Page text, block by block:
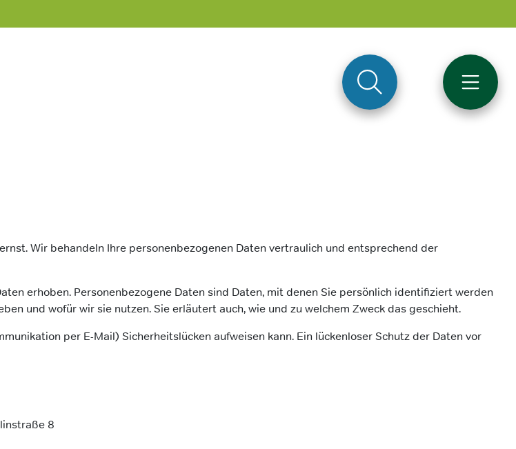
Wir behandeln Ihre personenbezogenen Daten vertraulich und entsprechend der
erhoben. Personenbezogene Daten sind Daten, mit denen Sie persönlich identifiziert werden
und wofür wir sie nutzen. Sie erläutert auch, wie und zu welchem Zweck das geschieht.
per E-Mail) Sicherheitslücken aufweisen kann. Ein lückenloser Schutz der Daten vor
8